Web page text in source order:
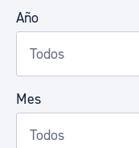
Año
Mes